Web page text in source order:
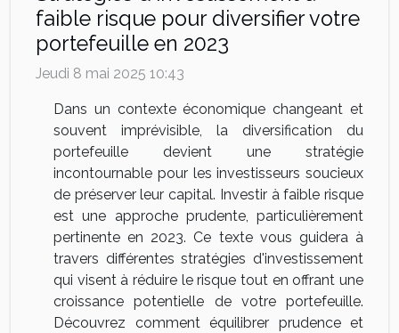
faible risque pour diversifier votre
portefeuille en 2023
Jeudi 8 mai 2025 10:43
Dans un contexte économique changeant et
souvent imprévisible, la diversification du
portefeuille devient une stratégie
incontournable pour les investisseurs soucieux
de préserver leur capital. Investir à faible risque
est une approche prudente, particulièrement
pertinente en 2023. Ce texte vous guidera à
travers différentes stratégies d'investissement
qui visent à réduire le risque tout en offrant une
croissance potentielle de votre portefeuille.
Découvrez comment équilibrer prudence et